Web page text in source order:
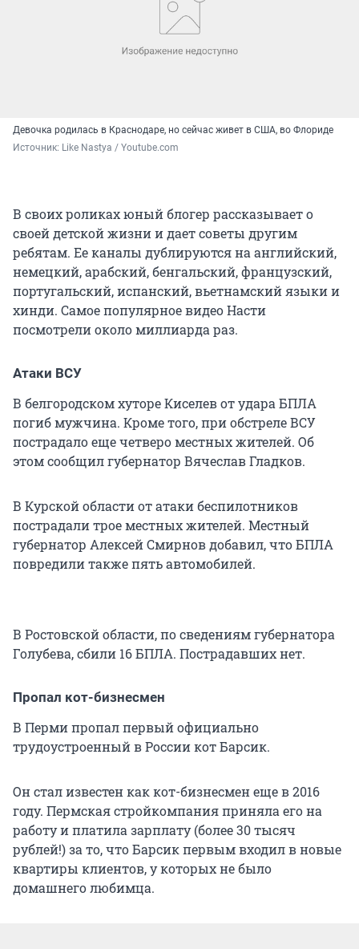
Девочка родилась в Краснодаре, но сейчас живет в США, во Флориде
Источник: Like Nastya / Youtube.com
В своих роликах юный блогер рассказывает о
своей детской жизни и дает советы другим
ребятам. Ее каналы дублируются на английский,
немецкий, арабский, бенгальский, французский,
португальский, испанский, вьетнамский языки и
хинди. Самое популярное видео Насти
посмотрели около миллиарда раз.
Атаки ВСУ
В белгородском хуторе Киселев от удара БПЛА
погиб мужчина. Кроме того, при обстреле ВСУ
пострадало еще четверо местных жителей. Об
этом сообщил губернатор Вячеслав Гладков.
В Курской области от атаки беспилотников
пострадали трое местных жителей. Местный
губернатор Алексей Смирнов добавил, что БПЛА
повредили также пять автомобилей.
В Ростовской области, по сведениям губернатора
Голубева, сбили 16 БПЛА. Пострадавших нет.
Пропал кот-бизнесмен
В Перми пропал первый официально
трудоустроенный в России кот Барсик.
Он стал известен как кот-бизнесмен еще в 2016
году. Пермская стройкомпания приняла его на
работу и платила зарплату (более 30 тысяч
рублей!) за то, что Барсик первым входил в новые
квартиры клиентов, у которых не было
домашнего любимца.